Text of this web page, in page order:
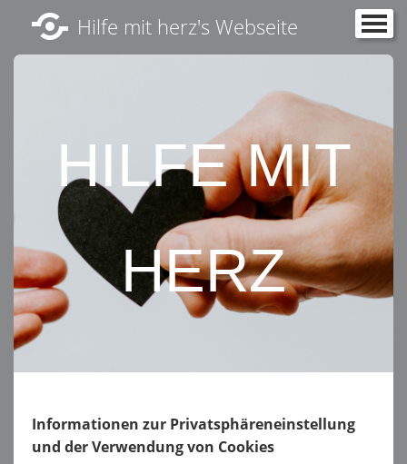
Hilfe mit herz's Webseite
HILFE MIT
HERZ
Startseite
Informationen zur Privatsphäreneinstellung
und der Verwendung von Cookies